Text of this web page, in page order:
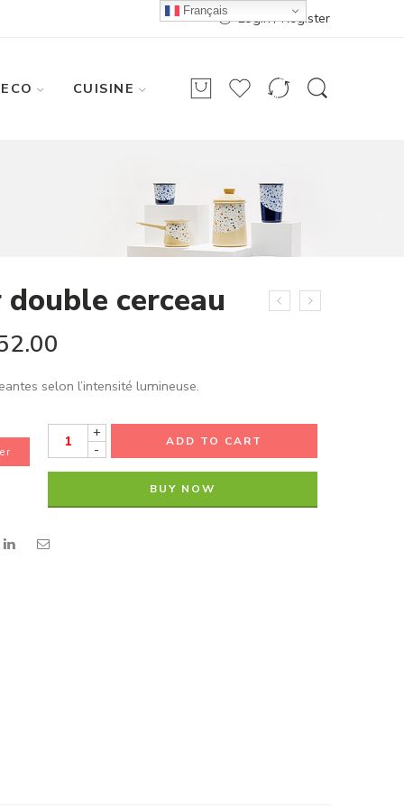
Login / Register
CUISINE
cerceau
selon l’intensité lumineuse.
+
-
ADD TO CART
BUY NOW
Français